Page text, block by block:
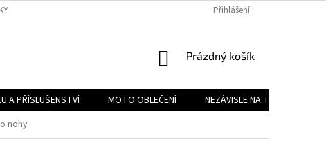
REKLAMAČNÍ ŘÁD
Přihlášení
NÁKUPNÍ
Prázdný košík
A PŘÍSLUŠENSTVÍ MOTO OBLEČENÍ
NEZÁVISLE NA TYPU
nohy